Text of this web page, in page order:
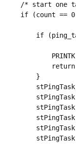
/* start one
if (count ==
if
        }